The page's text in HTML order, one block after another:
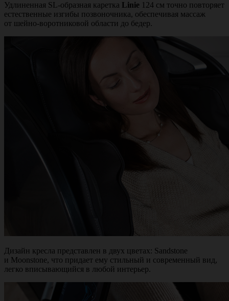
Удлиненная SL-образная каретка Linie 124 см точно повторяет
естественные изгибы позвоночника, обеспечивая массаж
от шейно-воротниковой области до бедер.
Дизайн кресла представлен в двух цветах: Sandstone
и Moonstone, что придает ему стильный и современный вид,
легко вписывающийся в любой интерьер.